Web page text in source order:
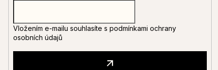
Vložením e-mailu souhlasíte s podmínkami ochrany
osobních údajů